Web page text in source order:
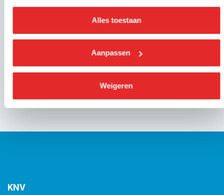
Alles toestaan
Aanpassen
Weigeren
Deel dit evenement
KNV